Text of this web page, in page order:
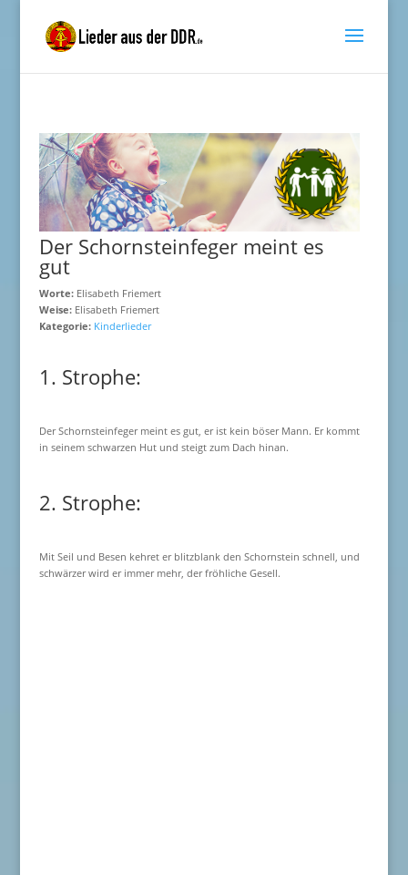
Der Schornsteinfeger meint es
gut
Worte:Elisabeth Friemert
Weise:Elisabeth Friemert
Kategorie: Kinderlieder
1. Strophe:
Der Schornsteinfeger meint es gut, er ist kein böser Mann. Er kommt
in seinem schwarzen Hut und steigt zum Dach hinan.
2. Strophe:
Mit Seil und Besen kehret er blitzblank den Schornstein schnell, und
schwärzer wird er immer mehr, der fröhliche Gesell.